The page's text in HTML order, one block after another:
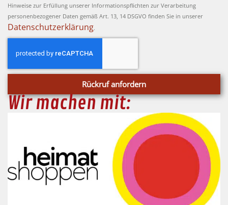
Hinweise zur Erfüllung unserer Informationspflichten zur Verarbeitung
personenbezogener Daten gemäß Art. 13, 14 DSGVO finden Sie in unserer
Datenschutzerklärung.
Rückruf anfordern
Wir machen mit: